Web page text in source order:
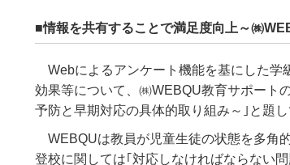
■情報を共有することで満足度向上～㈱
Webによるアンケート機能を基にした
効果等について、㈱WEBQU教育サポート
予防と早期対応の具体的取り組み～｣と題し
WEBQUは教員が児童生徒の状態を多角
登校に関しては｢対応しなければならない